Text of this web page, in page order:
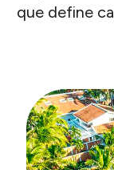
que define